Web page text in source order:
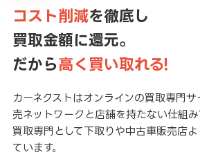
コスト削減を徹底し
買取金額に還元。
だから高く買い取れる!
カーネクストはオンラインの買取専門
売ネットワークと店舗を持たない仕組み
買取専門として下取りや中古車販売店
ています。